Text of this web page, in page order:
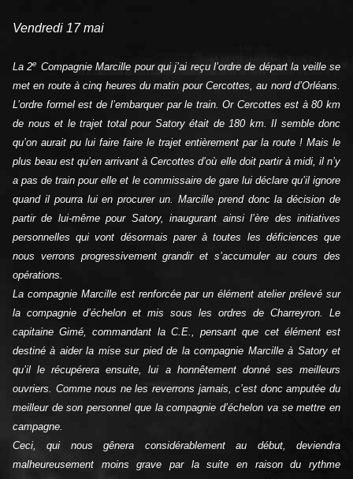
Vendredi 17 mai
La 2e Compagnie Marcille pour qui j’ai reçu l’ordre de départ la veille se
met en route à cinq heures du matin pour Cercottes, au nord d’Orléans.
L’ordre formel est de l’embarquer par le train. Or Cercottes est à 80 km
de nous et le trajet total pour Satory était de 180 km. Il semble donc
qu’on aurait pu lui faire faire le trajet entièrement par la route ! Mais le
plus beau est qu’en arrivant à Cercottes d’où elle doit partir à midi, il n’y
a pas de train pour elle et le commissaire de gare lui déclare qu’il ignore
quand il pourra lui en procurer un. Marcille prend donc la décision de
partir de lui-même pour Satory, inaugurant ainsi l’ère des initiatives
personnelles qui vont désormais parer à toutes les déficiences que
nous verrons progressivement grandir et s’accumuler au cours des
opérations.
La compagnie Marcille est renforcée par un élément atelier prélevé sur
la compagnie d’échelon et mis sous les ordres de Charreyron. Le
capitaine Gimé, commandant la C.E., pensant que cet élément est
destiné à aider la mise sur pied de la compagnie Marcille à Satory et
qu’il le récupérera ensuite, lui a honnêtement donné ses meilleurs
ouvriers. Comme nous ne les reverrons jamais, c’est donc amputée du
meilleur de son personnel que la compagnie d’échelon va se mettre en
campagne.
Ceci, qui nous gênera considérablement au début, deviendra
malheureusement moins grave par la suite en raison du rythme